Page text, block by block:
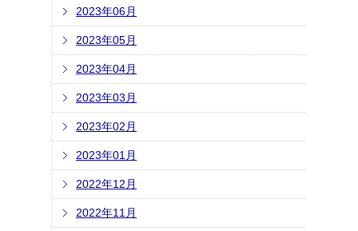
2023年06月
2023年05月
2023年04月
2023年03月
2023年02月
2023年01月
2022年12月
2022年11月